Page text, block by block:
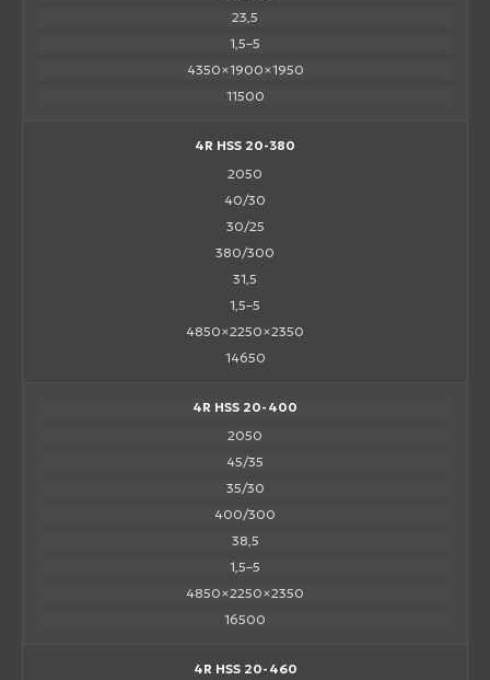
23,5
1,5–5
4350×1900×1950
11500
4R HSS 20-380
2050
40/30
30/25
380/300
31,5
1,5–5
4850×2250×2350
14650
4R HSS 20-400
2050
45/35
35/30
400/300
38,5
1,5–5
4850×2250×2350
16500
4R HSS 20-460